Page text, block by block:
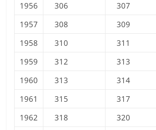
1956
306 307
1957
308 309
1958
310 311
1959
312 313
1960
313 314
1961
315 317
1962
318 320